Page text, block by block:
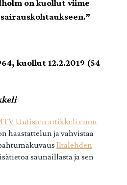
on kuollut viime
kuollut 12.2.2019 (54
Uutisten artikkeli enon
haastattelun ja vahvistaa
Iltalehden
saunaillasta ja sen